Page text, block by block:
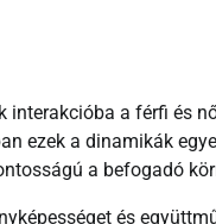
a férfi és
ezek a dinamikák
a befogadó
és